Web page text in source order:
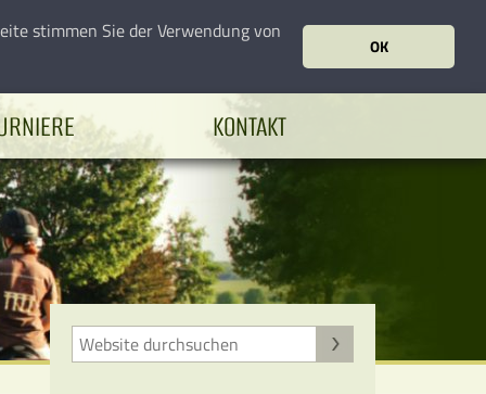
stimmen Sie der Verwendung von
OK
KONTAKT